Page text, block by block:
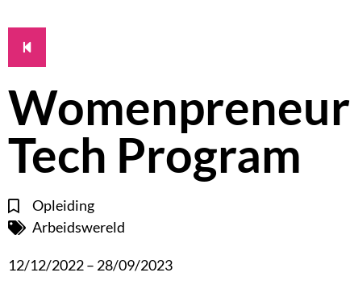
Womenpreneur
Tech Program
Opleiding
Arbeidswereld
12/12/2022 – 28/09/2023